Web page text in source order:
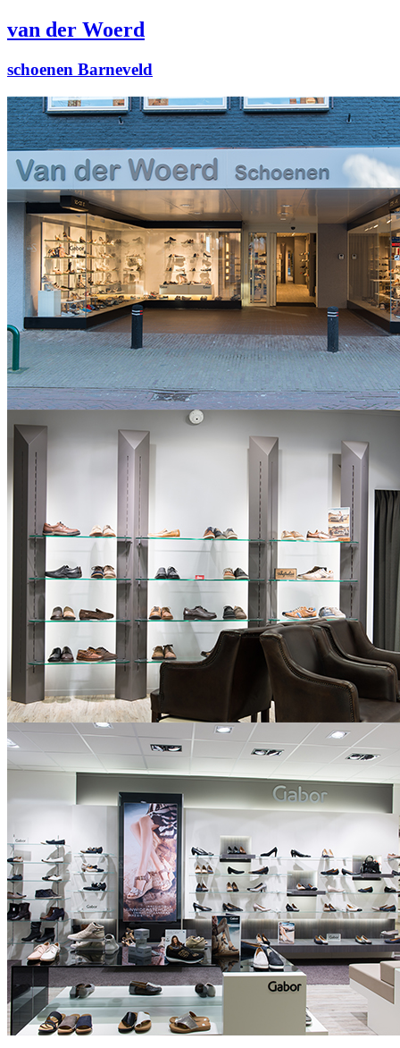
van der Woerd
schoenen Barneveld